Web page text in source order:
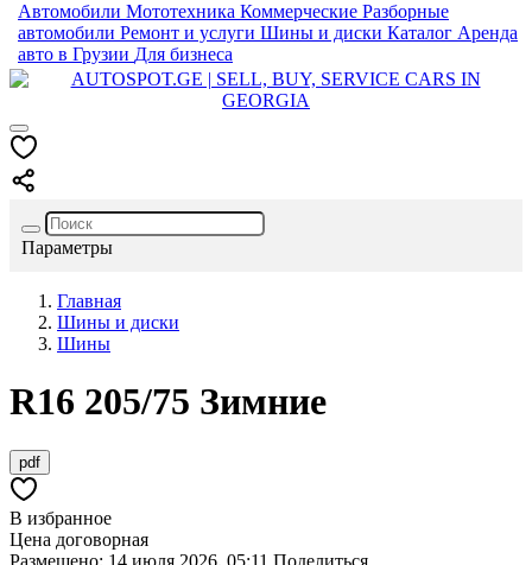
Автомобили Мототехника Коммерческие Разборные
автомобили Ремонт и услуги Шины и диски Каталог Аренда
авто в Грузии Для бизнеса
Параметры
Главная
Шины и диски
Шины
R16 205/75 Зимние
pdf
В избранное
Цена договорная
Размещено: 14 июля 2026, 05:11 Поделиться